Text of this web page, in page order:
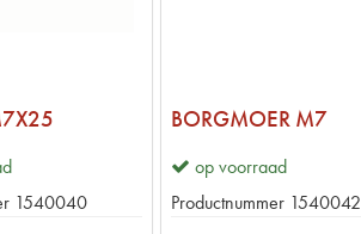
1540040
BORGMOER M7
op voorraad
Productnummer 1540042